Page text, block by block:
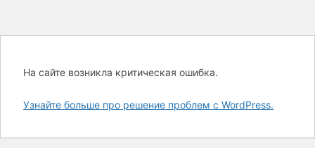
На сайте возникла критическая ошибка.
Узнайте больше про решение проблем с WordPress.